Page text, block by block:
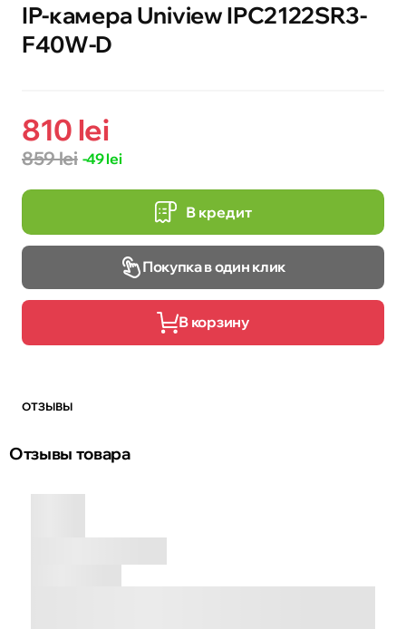
IP-камера Uniview IPC2122SR3-
F40W-D
810 lei
859 lei -49 lei
В кредит
Покупка в один клик
В корзину
ОТЗЫВЫ
Отзывы товара